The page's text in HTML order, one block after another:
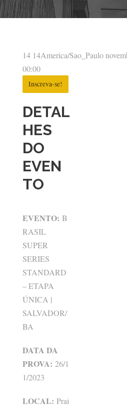
DETAL
HES
DO
EVEN
TO
EVENTO: B
RASIL
SUPER
SERIES
STANDARD
– ETAPA
ÚNICA |
SALVADOR/
BA
DATA DA
PROVA: 26/1
1/2023
LOCAL: Prai
14 14America/Sao_Paulo
00:00
Inscreva-se!